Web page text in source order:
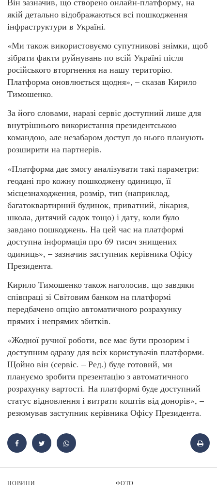
якій детально відображаються всі пошкодження
інфраструктури в Україні.
«Ми також використовуємо супутникові знімки, щоб
зібрати факти руйнувань по всій Україні після
російського вторгнення на нашу територію.
Платформа оновлюється щодня», – сказав Кирило
Тимошенко.
За його словами, наразі сервіс доступний лише для
внутрішнього використання президентською
командою, але незабаром доступ до нього планують
розширити на партнерів.
«Платформа дає змогу аналізувати такі параметри:
геодані про кожну пошкоджену одиницю, її
місцезнаходження, розмір, тип (наприклад,
багатоквартирний будинок, приватний, лікарня,
школа, дитячий садок тощо) і дату, коли було
завдано пошкоджень. На цей час на платформі
доступна інформація про 69 тисяч знищених
одиниць», – зазначив заступник керівника Офісу
Президента.
Кирило Тимошенко також наголосив, що завдяки
співпраці зі Світовим банком на платформі
передбачено опцію автоматичного розрахунку
прямих і непрямих збитків.
«Жодної ручної роботи, все має бути прозорим і
доступним одразу для всіх користувачів платформи.
Щойно він (сервіс. – Ред.) буде готовий, ми
плануємо зробити презентацію з автоматичного
розрахунку вартості. На платформі буде доступний
статус відновлення і витрати коштів від донорів», –
резюмував заступник керівника Офісу Президента.
НОВИНИ ФОТО